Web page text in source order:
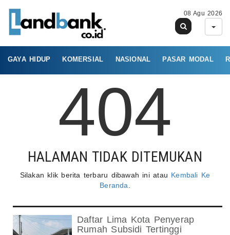
08 Agu 2026
GAYA HIDUP KOMERSIAL NASIONAL PASAR MODAL
404
HALAMAN TIDAK DITEMUKAN
Silakan klik berita terbaru dibawah ini atau Kembali Ke
Beranda
Daftar Lima Kota Penyerap
Rumah Subsidi Tertinggi